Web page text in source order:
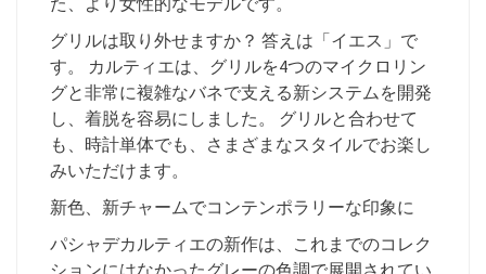
グリルは取り外せますか？ 答えは「イエス」で
す。 カルティエは、グリルを4つのマイクロリン
グと非常に複雑なバネで支える新システムを開発
し、着脱を容易にしました。 グリルと合わせて
も、時計単体でも、さまざまなスタイルでお楽し
みいただけます。
新色、新チャームでコンテンポラリーな印象に
パシャデカルティエの新作は、これまでのコレク
ションにはなかったグレーの色調で展開されてい